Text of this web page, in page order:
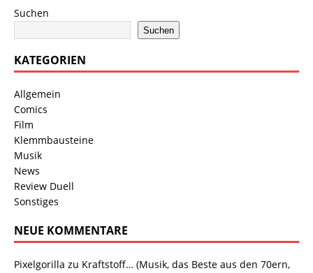
Suchen
Suchen
KATEGORIEN
Allgemein
Comics
Film
Klemmbausteine
Musik
News
Review Duell
Sonstiges
NEUE KOMMENTARE
Pixelgorilla zu Kraftstoff… (Musik, das Beste aus den 70ern,